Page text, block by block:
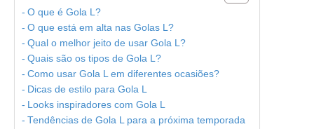
O que é Gola L?
O que está em alta nas Golas L?
Qual o melhor jeito de usar Gola L?
Quais são os tipos de Gola L?
Como usar Gola L em diferentes ocasiões?
Dicas de estilo para Gola L
Looks inspiradores com Gola L
Tendências de Gola L para a próxima temporada